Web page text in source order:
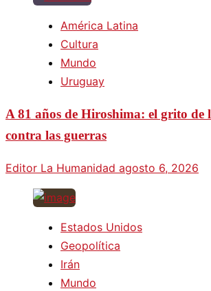
América Latina
Cultura
Mundo
Uruguay
A 81 años de Hiroshima: el grito de
contra las guerras
Editor La Humanidad agosto 6, 2026
Estados Unidos
Geopolítica
Irán
Mundo